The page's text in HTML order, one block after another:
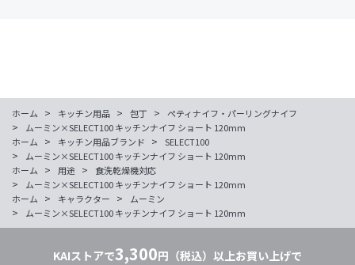
ホーム > キッチン用品 > 包丁 > ペティナイフ・パーリングナイフ
>
ムーミン×SELECT100 キッチンナイフ ショート 120mm
ホーム
> キッチン用品ブランド > SELECT100
>
ムーミン×SELECT100 キッチンナイフ ショート 120mm
ホーム
> 用途 > 食洗乾燥機対応
>
ムーミン×SELECT100 キッチンナイフ ショート 120mm
ホーム
> キャラクター > ムーミン
> ムーミン×SELECT100 キッチンナイフ ショート 120mm
KAIストアで3,300円（税込）以上お買い上げで